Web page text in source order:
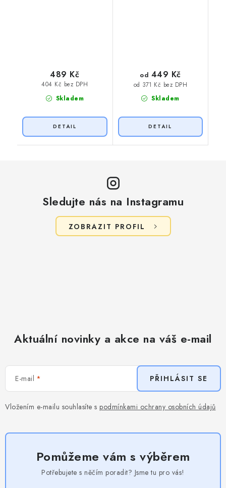
Skladem
404 Kč bez DPH
489 Kč
Skladem
od 371 Kč bez DPH
od 449 Kč
Sledujte nás na Instagramu
ZOBRAZIT PROFIL
Aktuální novinky a akce na váš e-mail
E-mail
Vložením e-mailu souhlasíte s podmínkami ochrany osobních údajů
PŘIHLÁSIT SE
Pomůžeme vám s výběrem
Potřebujete s něčím poradit? Jsme tu pro vás!